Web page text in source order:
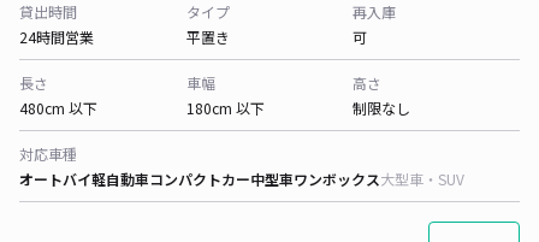
貸出時間
24時間営業
タイプ
平置き
再入庫
可
長さ
480cm 以下
車幅
180cm 以下
高さ
制限なし
対応車種
オートバイ軽自動車コンパクトカー中型車ワンボックス大型車・SUV